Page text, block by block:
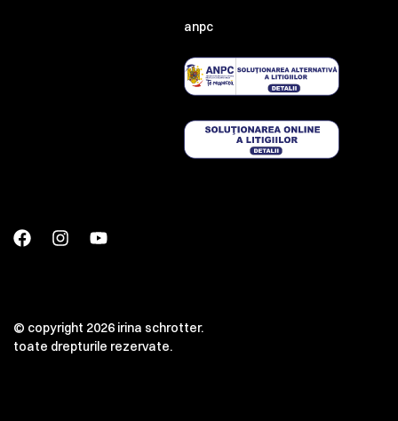
anpc
© copyright 2026 irina schrotter.
toate drepturile rezervate.